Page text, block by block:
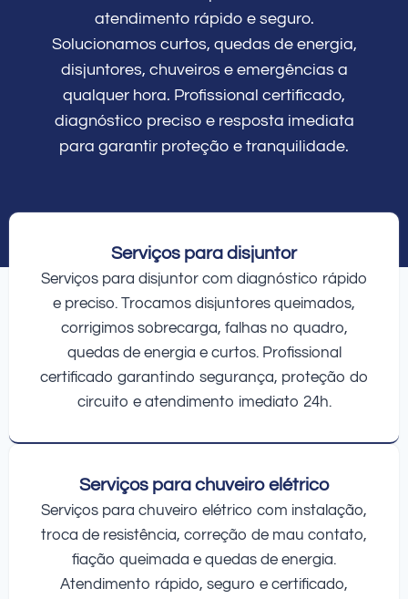
atendimento rápido e seguro.
Solucionamos curtos, quedas de energia,
disjuntores, chuveiros e emergências a
qualquer hora. Profissional certificado,
diagnóstico preciso e resposta imediata
para garantir proteção e tranquilidade.
Serviços para disjuntor
Serviços para disjuntor com diagnóstico rápido
e preciso. Trocamos disjuntores queimados,
corrigimos sobrecarga, falhas no quadro,
quedas de energia e curtos. Profissional
certificado garantindo segurança, proteção do
circuito e atendimento imediato 24h.
Serviços para chuveiro elétrico
Serviços para chuveiro elétrico com instalação,
troca de resistência, correção de mau contato,
fiação queimada e quedas de energia.
Atendimento rápido, seguro e certificado,